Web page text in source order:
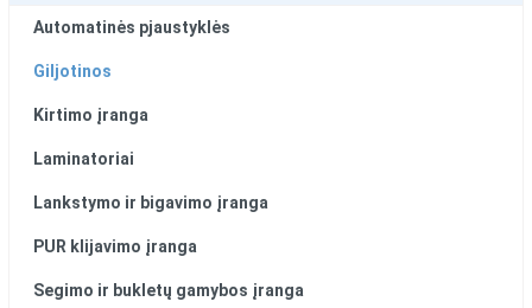
Automatinės pjaustyklės
Giljotinos
Kirtimo įranga
Laminatoriai
Lankstymo ir bigavimo įranga
PUR klijavimo įranga
Segimo ir bukletų gamybos įranga